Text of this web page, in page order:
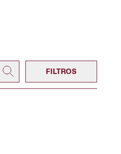
FILTROS